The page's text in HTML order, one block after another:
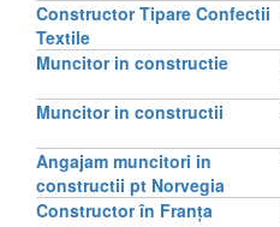
Constructor Tipare Confectii
Textile
Muncitor in constructie
Muncitor in constructii
Angajam muncitori in
constructii pt Norvegia
Constructor în Franța